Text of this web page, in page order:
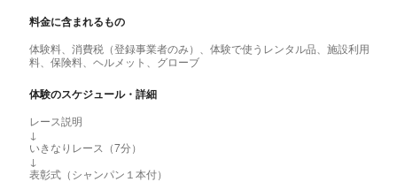
料金に含まれるもの
体験料、消費税（登録事業者のみ）、体験で使うレンタル品、施設利用
料、保険料、ヘルメット、グローブ
体験のスケジュール・詳細
レース説明
↓
いきなりレース（7分）
↓
表彰式（シャンパン１本付）